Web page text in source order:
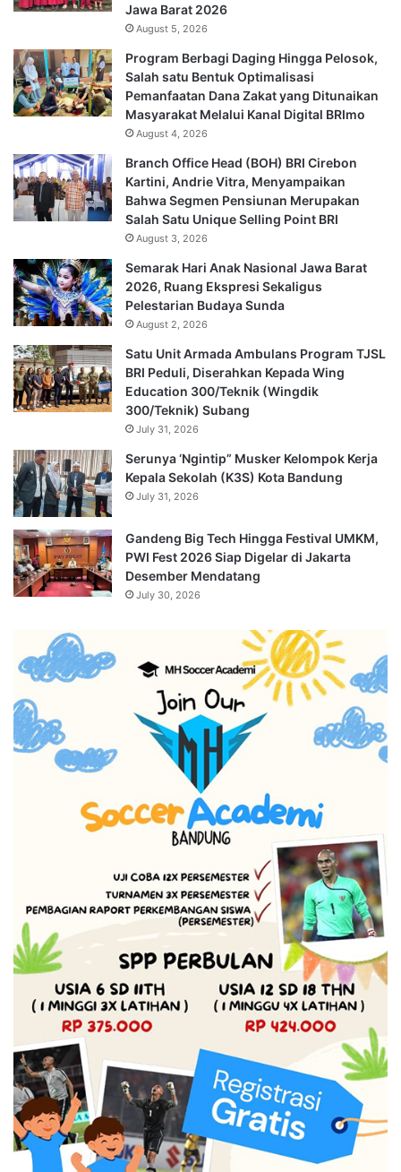
Jawa Barat 2026
August 5, 2026
Program Berbagi Daging Hingga Pelosok,
Salah satu Bentuk Optimalisasi
Pemanfaatan Dana Zakat yang Ditunaikan
Masyarakat Melalui Kanal Digital BRImo
August 4, 2026
Branch Office Head (BOH) BRI Cirebon
Kartini, Andrie Vitra, Menyampaikan
Bahwa Segmen Pensiunan Merupakan
Salah Satu Unique Selling Point BRI
August 3, 2026
Semarak Hari Anak Nasional Jawa Barat
2026, Ruang Ekspresi Sekaligus
Pelestarian Budaya Sunda
August 2, 2026
Satu Unit Armada Ambulans Program TJSL
BRI Peduli, Diserahkan Kepada Wing
Education 300/Teknik (Wingdik
300/Teknik) Subang
July 31, 2026
Serunya ‘Ngintip” Musker Kelompok Kerja
Kepala Sekolah (K3S) Kota Bandung
July 31, 2026
Gandeng Big Tech Hingga Festival UMKM,
PWI Fest 2026 Siap Digelar di Jakarta
Desember Mendatang
July 30, 2026